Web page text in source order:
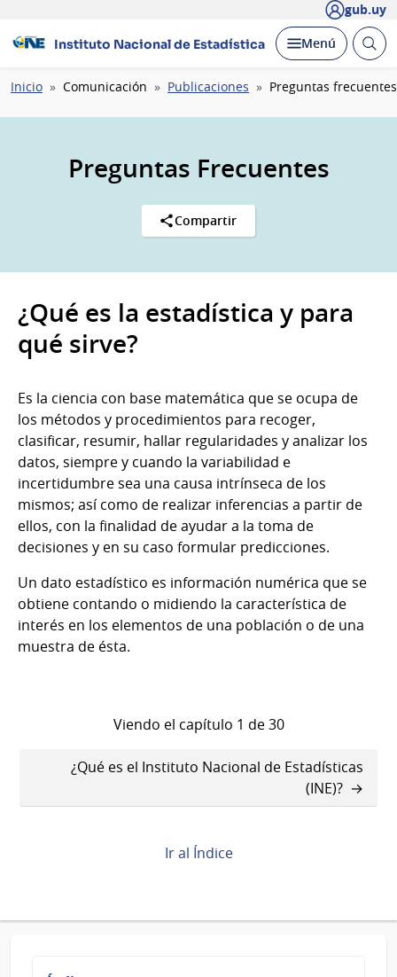
gub.uy
Instituto Nacional de Estadística Desplegar
Menú Abrir
Ruta
navegación
Inicio Comunicación Publicaciones Preguntas frecuentes
Preguntas Frecuentes
Compartir
¿Qué es la estadística y para
qué sirve?
Es la ciencia con base matemática que se ocupa de
los métodos y procedimientos para recoger,
clasificar, resumir, hallar regularidades y analizar los
datos, siempre y cuando la variabilidad e
incertidumbre sea una causa intrínseca de los
mismos; así como de realizar inferencias a partir de
ellos, con la finalidad de ayudar a la toma de
decisiones y en su caso formular predicciones.
Un dato estadístico es información numérica que se
obtiene contando o midiendo la característica de
interés en los elementos de una población o de una
muestra de ésta.
Viendo el capítulo 1 de 30
Enlaces
¿Qué
¿Qué es el Instituto Nacional de Estadísticas
(INE)?
Ir al Índice